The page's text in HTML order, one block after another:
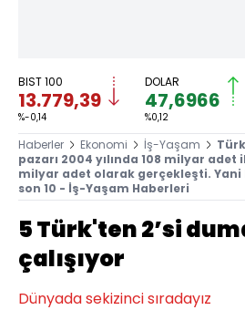
BIST 100
13.779,39
%-0,14
DOLAR
47,6966
%0,12
Haberler Ekonomi İş-Yaşam
pazarı 2004 yılında 108 milyar adet
milyar adet olarak gerçekleşti. Yani
son 10 - İş-Yaşam Haberleri
5 Türk'ten 2’si
çalışıyor
Dünyada sekizinci sıradayız